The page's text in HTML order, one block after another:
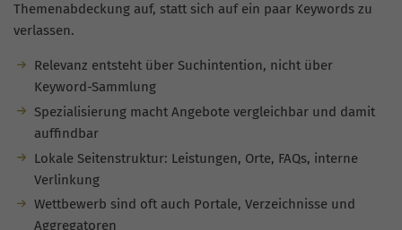
Themenabdeckung auf, statt sich auf ein paar Keywords zu
verlassen.
Relevanz entsteht über Suchintention, nicht über
Keyword-Sammlung
Spezialisierung macht Angebote vergleichbar und damit
auffindbar
Lokale Seitenstruktur: Leistungen, Orte, FAQs, interne
Verlinkung
Wettbewerb sind oft auch Portale, Verzeichnisse und
Aggregatoren